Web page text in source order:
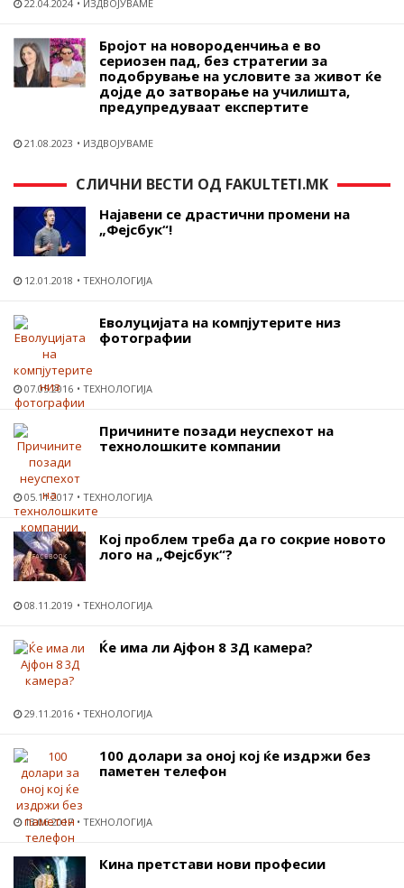
22.04.2024 ИЗДВОЈУВАМЕ
Бројот на новороденчиња е во
сериозен пад, без стратегии за
подобрување на условите за живот ќе
дојде до затворање на училишта,
предупредуваат експертите
21.08.2023 ИЗДВОЈУВАМЕ
СЛИЧНИ ВЕСТИ ОД FAKULTETI.MK
Најавени се драстични промени на
„Фејсбук“!
12.01.2018 ТЕХНОЛОГИЈА
Еволуцијата на компјутерите низ
фотографии
07.05.2016 ТЕХНОЛОГИЈА
Причините позади неуспехот на
технолошките компании
05.11.2017 ТЕХНОЛОГИЈА
Кој проблем треба да го сокрие новото
лого на „Фејсбук“?
08.11.2019 ТЕХНОЛОГИЈА
Ќе има ли Ајфон 8 3Д камера?
29.11.2016 ТЕХНОЛОГИЈА
100 долари за оној кој ќе издржи без
паметен телефон
13.06.2017 ТЕХНОЛОГИЈА
Кина претстави нови професии